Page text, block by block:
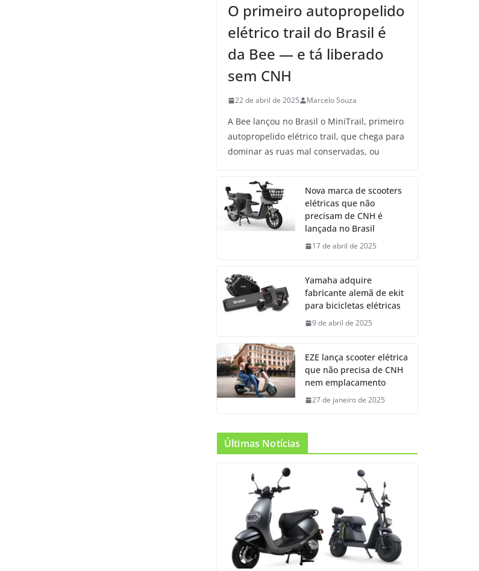
O primeiro autopropelido
elétrico trail do Brasil é
da Bee — e tá liberado
sem CNH
22 de abril de 2025 Marcelo Souza
A Bee lançou no Brasil o MiniTrail, primeiro
autopropelido elétrico trail, que chega para
dominar as ruas mal conservadas, ou
Nova marca de scooters
elétricas que não
precisam de CNH é
lançada no Brasil
17 de abril de 2025
Yamaha adquire
fabricante alemã de ekit
para bicicletas elétricas
9 de abril de 2025
EZE lança scooter elétrica
que não precisa de CNH
nem emplacamento
27 de janeiro de 2025
Últimas Notícias